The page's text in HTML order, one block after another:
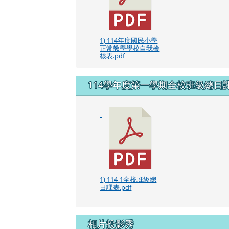
1) 114年度國民小學
正常教學學校自我檢
核表.pdf
114學年度第一學期全校班級總日
1) 114-1全校班級總
日課表.pdf
相片投影秀